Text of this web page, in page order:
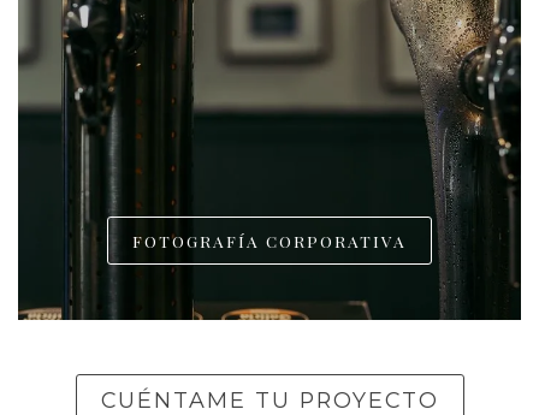
FOTOGRAFÍA CORPORATIVA
CUÉNTAME TU PROYECTO